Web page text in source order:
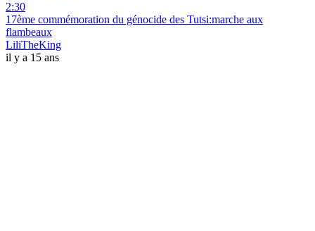
2:30
17ème commémoration du génocide des Tutsi:marche aux
flambeaux
LiliTheKing
il y a 15 ans